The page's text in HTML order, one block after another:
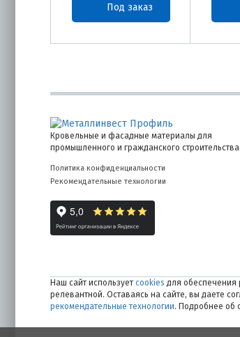
Под заказ
Кровельные и фасадные материалы для
промышленного и гражданского строительства.
Политика конфиденциальности
Рекомендательные технологии
Наш сайт использует cookies для обеспечения
релевантной. Оставаясь на сайте, вы даете
рекомендательные технологии. Подробнее об